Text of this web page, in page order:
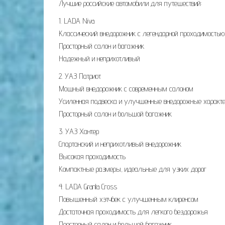
Лучшие российские автомобили для путешествий:
1. LADA Niva
Классический внедорожник с легендарной проходимостью
Просторный салон и багажник
Надежный и неприхотливый
2. УАЗ Патриот
Мощный внедорожник с современным салоном
Усиленная подвеска и улучшенные внедорожные
Просторный салон и большой багажник
3. УАЗ Хантер
Спартанский и неприхотливый внедорожник
Высокая проходимость
Компактные размеры, идеальные для узких дорог
4. LADA Granta Cross
Повышенный хэтчбек с улучшенным клиренсом
Достаточная проходимость для легкого бездорожья